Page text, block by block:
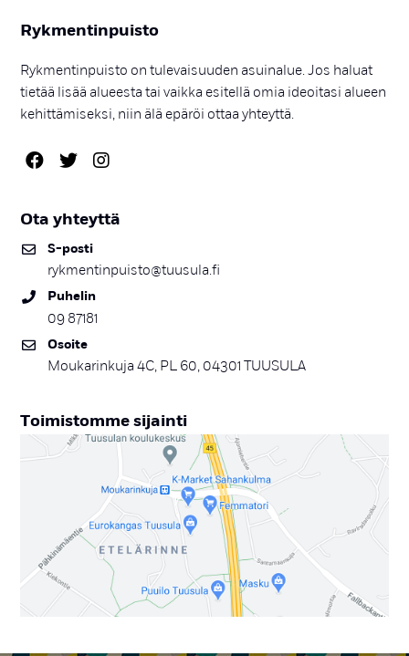
Ryk­men­tin­puis­to
Rykmentinpuisto on tulevaisuuden asuinalue. Jos haluat
tietää lisää alueesta tai vaikka esitellä omia ideoitasi alueen
kehittämiseksi, niin älä epäröi ottaa yhteyttä.
Ota yh­teyt­tä
S-pos­ti
rykmentinpuisto@tuusula.fi
Pu­he­lin
09 87181
Osoi­te
Moukarinkuja 4C, PL 60, 04301 TUUSULA
Toi­mis­tom­me si­jain­ti